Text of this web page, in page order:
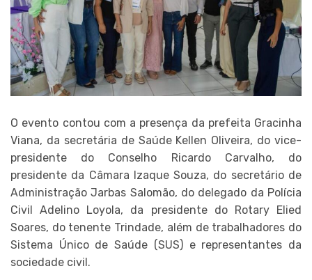
O evento contou com a presença da prefeita Gracinha
Viana, da secretária de Saúde Kellen Oliveira, do vice-
presidente do Conselho Ricardo Carvalho, do
presidente da Câmara Izaque Souza, do secretário de
Administração Jarbas Salomão, do delegado da Polícia
Civil Adelino Loyola, da presidente do Rotary Elied
Soares, do tenente Trindade, além de trabalhadores do
Sistema Único de Saúde (SUS) e representantes da
sociedade civil.